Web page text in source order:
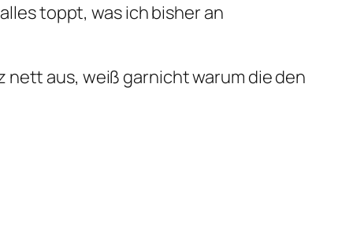
toppt, was ich bisher an
nett aus, weiß garnicht warum die den